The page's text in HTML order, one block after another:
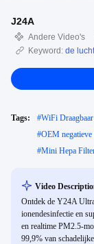
J24A
Andere Video's
Keyword: de
Tags: #WiFi
#OEM negatieve
#Mini Hepa
Video
Ontdek de Y24A
ionendesinfectie en
en realtime PM2.5-
99,9% van